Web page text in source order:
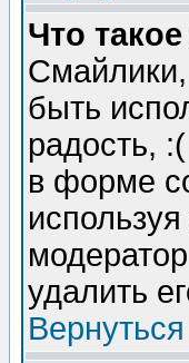
Что
быть
радость,
в форме
удалить